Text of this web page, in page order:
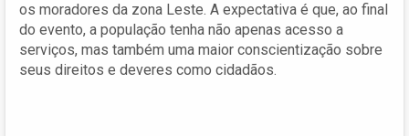
os moradores da zona Leste. A expectativa é que, ao final
do evento, a população tenha não apenas acesso a
serviços, mas também uma maior conscientização sobre
seus direitos e deveres como cidadãos.